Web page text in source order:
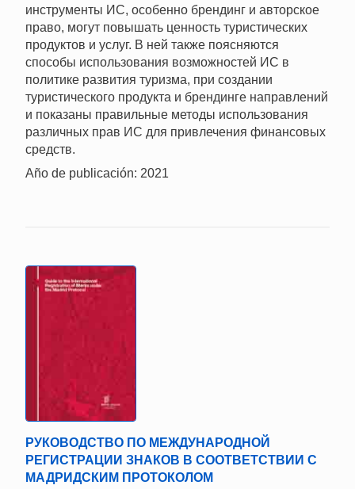
инструменты ИС, особенно брендинг и авторское
право, могут повышать ценность туристических
продуктов и услуг. В ней также поясняются
способы использования возможностей ИС в
политике развития туризма, при создании
туристического продукта и брендинге направлений
и показаны правильные методы использования
различных прав ИС для привлечения финансовых
средств.
Año de publicación: 2021
РУКОВОДСТВО ПО МЕЖДУНАРОДНОЙ
РЕГИСТРАЦИИ ЗНАКОВ В СООТВЕТСТВИИ С
МАДРИДСКИМ ПРОТОКОЛОМ